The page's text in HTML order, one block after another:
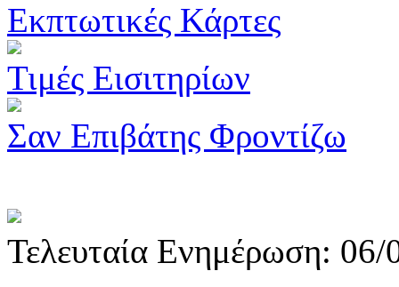
Εκπτωτικές Κάρτες
Τιμές Εισιτηρίων
Σαν Επιβάτης Φροντίζω
Τελευταία Ενημέρωση: